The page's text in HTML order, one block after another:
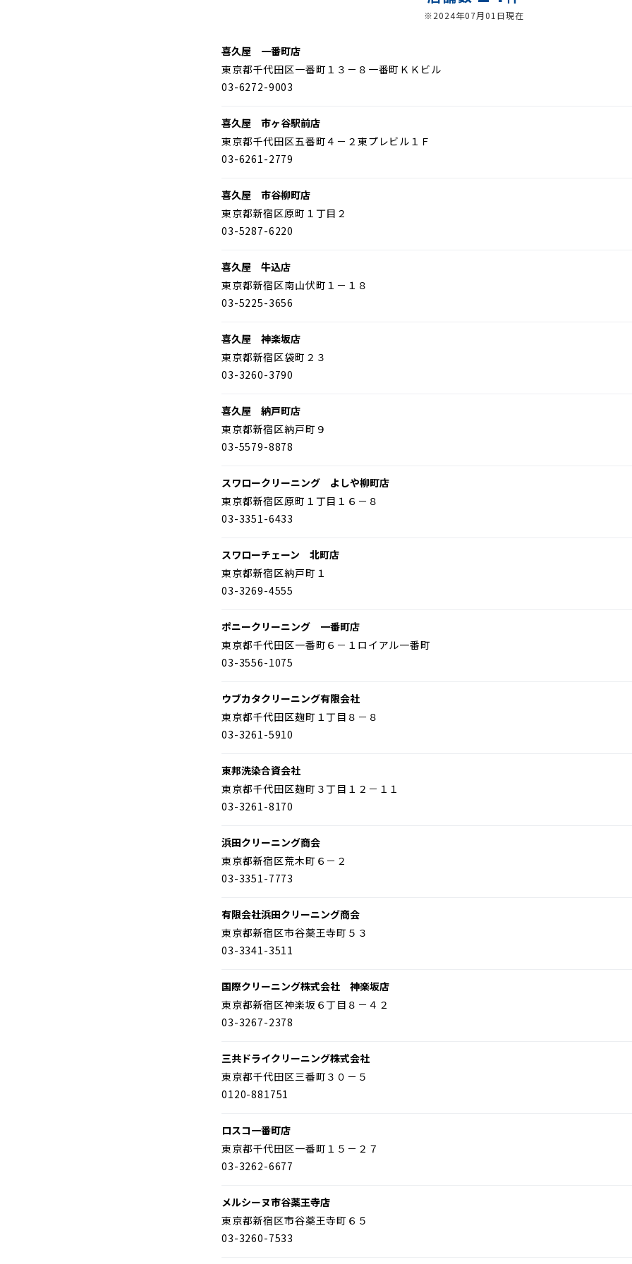
※2024年07月01日現在
喜久屋 一番町店
東京都千代田区一番町１３－８一番町ＫＫビル
03-6272-9003
喜久屋 市ヶ谷駅前店
東京都千代田区五番町４－２東プレビル１Ｆ
03-6261-2779
喜久屋 市谷柳町店
東京都新宿区原町１丁目２
03-5287-6220
喜久屋 牛込店
東京都新宿区南山伏町１－１８
03-5225-3656
喜久屋 神楽坂店
東京都新宿区袋町２３
03-3260-3790
喜久屋 納戸町店
東京都新宿区納戸町９
03-5579-8878
スワロークリーニング よしや柳町店
東京都新宿区原町１丁目１６－８
03-3351-6433
スワローチェーン 北町店
東京都新宿区納戸町１
03-3269-4555
ポニークリーニング 一番町店
東京都千代田区一番町６－１ロイアル一番町
03-3556-1075
ウブカタクリーニング有限会社
東京都千代田区麹町１丁目８－８
03-3261-5910
東邦洗染合資会社
東京都千代田区麹町３丁目１２－１１
03-3261-8170
浜田クリーニング商会
東京都新宿区荒木町６－２
03-3351-7773
有限会社浜田クリーニング商会
東京都新宿区市谷薬王寺町５３
03-3341-3511
国際クリーニング株式会社 神楽坂店
東京都新宿区神楽坂６丁目８－４２
03-3267-2378
三共ドライクリーニング株式会社
東京都千代田区三番町３０－５
0120-881751
ロスコ一番町店
東京都千代田区一番町１５－２７
03-3262-6677
メルシーヌ市谷薬王寺店
東京都新宿区市谷薬王寺町６５
03-3260-7533